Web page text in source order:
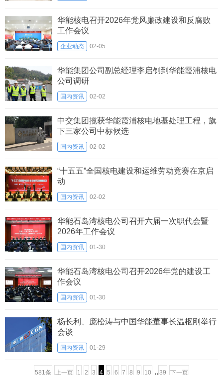
华能核电召开2026年党风廉政建设和反腐败
工作会议
企业动态 02-05
华能集团公司副总经理李启钊到华能霞浦核电
公司调研
国内资讯 02-02
中交集团揽获华能霞浦核电地基处理工程，旗
下三家公司中标候选
国内资讯 02-02
“十五五”全国核电建设和运维劳动竞赛在京启
动
国内资讯 02-02
华能石岛湾核电公司召开六届一次职代会暨
2026年工作会议
国内资讯 01-30
华能石岛湾核电公司召开2026年党的建设工
作会议
国内资讯 01-30
杨长利、庞松涛与中国华能董事长温枢刚举行
会谈
国内资讯 01-29
581条 上一页 1 2 3 4 5 6 7 8 9 10 .. 39 下一页